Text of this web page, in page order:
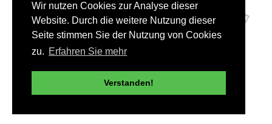
Wir nutzen Cookies zur Analyse dieser
Website. Durch die weitere Nutzung dieser
Seite stimmen Sie der Nutzung von Cookies
zu. Erfahren Sie mehr
Verstanden!
Sendfeed Home Sign in|Privacy|Terms of Use |Imprint
More services from HEYBEN:
Realtime.li (Real-time Analytics)|Likeometer (Influencer Analytics)